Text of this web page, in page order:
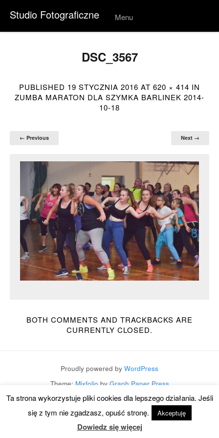
Studio Fotograficzne Menu
Skip to
DSC_3567
PUBLISHED 19 STYCZNIA 2016 AT 620 × 414 IN
ZUMBA MARATON DLA SZYMKA BARLINEK 2014-
10-18
← Previous Next →
BOTH COMMENTS AND TRACKBACKS ARE
CURRENTLY CLOSED.
Proudly powered by WordPress
Theme: Mixfolio by Graph Paper Press
Ta strona wykorzystuje pliki cookies dla lepszego działania. Jeśli
się z tym nie zgadzasz, opuść stronę.
Akceptuję
Dowiedz się więcej